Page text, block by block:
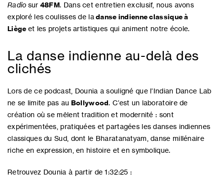
Radio sur 48FM. Dans cet entretien exclusif, nous avons
exploré les coulisses de ladanse indienne classique à
Liège et les projets artistiques qui animent notre école.
La danse indienne au-delà des
clichés
Lors de ce podcast, Dounia a souligné que l’Indian Dance Lab
ne se limite pas au Bollywood. C’est un laboratoire de
création où se mêlent tradition et modernité : sont
expérimentées, pratiquées et partagées les danses indiennes
classiques du Sud, dont le Bharatanatyam, danse millénaire
riche en expression, en histoire et en symbolique.
Retrouvez Dounia à partir de 1:32:25 :